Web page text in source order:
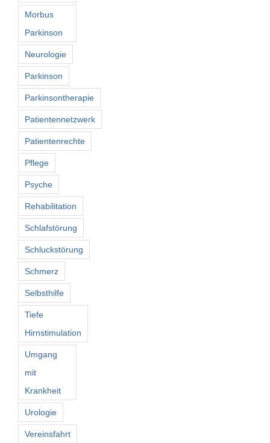
Morbus
Parkinson
Neurologie
Parkinson
Parkinsontherapie
Patientennetzwerk
Patientenrechte
Pflege
Psyche
Rehabilitation
Schlafstörung
Schluckstörung
Schmerz
Selbsthilfe
Tiefe
Hirnstimulation
Umgang
mit
Krankheit
Urologie
Vereinsfahrt